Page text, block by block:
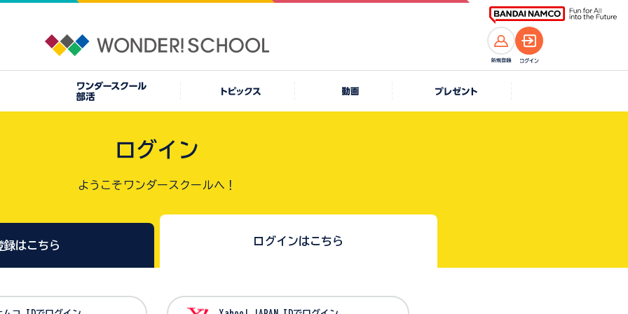
ログイン
ようこそワンダースクールへ！
録はこちら ログインはこちら